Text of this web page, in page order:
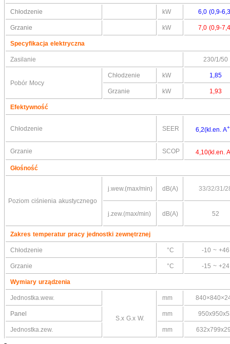
Chłodzenie kW 6,0 (0,9-
Grzanie kW 7,0 (0,9-
Specyfikacja elektryczna
Zasilanie 230/1/50
Pobór Mocy
Chłodzenie kW 1,85
Grzanie kW 1,93
Efektywność
Chłodzenie SEER 6,2(kl.en. A
Grzanie SCOP 4,10(kl.en. A
Głośność
Poziom ciśnienia akustycznego
j.wew.(max/min) dB(A) 33/32/31/
j.zew.(max/min) dB(A) 52
Zakres temperatur pracy jednostki zewnętrznej
Chłodzenie °C -10 ~ +46
Grzanie °C -15 ~ +24
Wymiary urządzenia
Jednostka.wew.
S.x G.x W.
mm
Panel mm
Jednostka.zew. mm